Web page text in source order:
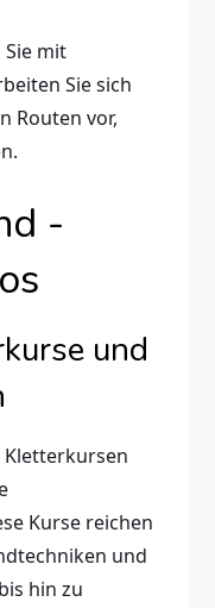
Sie mit
Sie sich
Routen vor,
-
und
Kletterkursen
Kurse reichen
und
hin zu